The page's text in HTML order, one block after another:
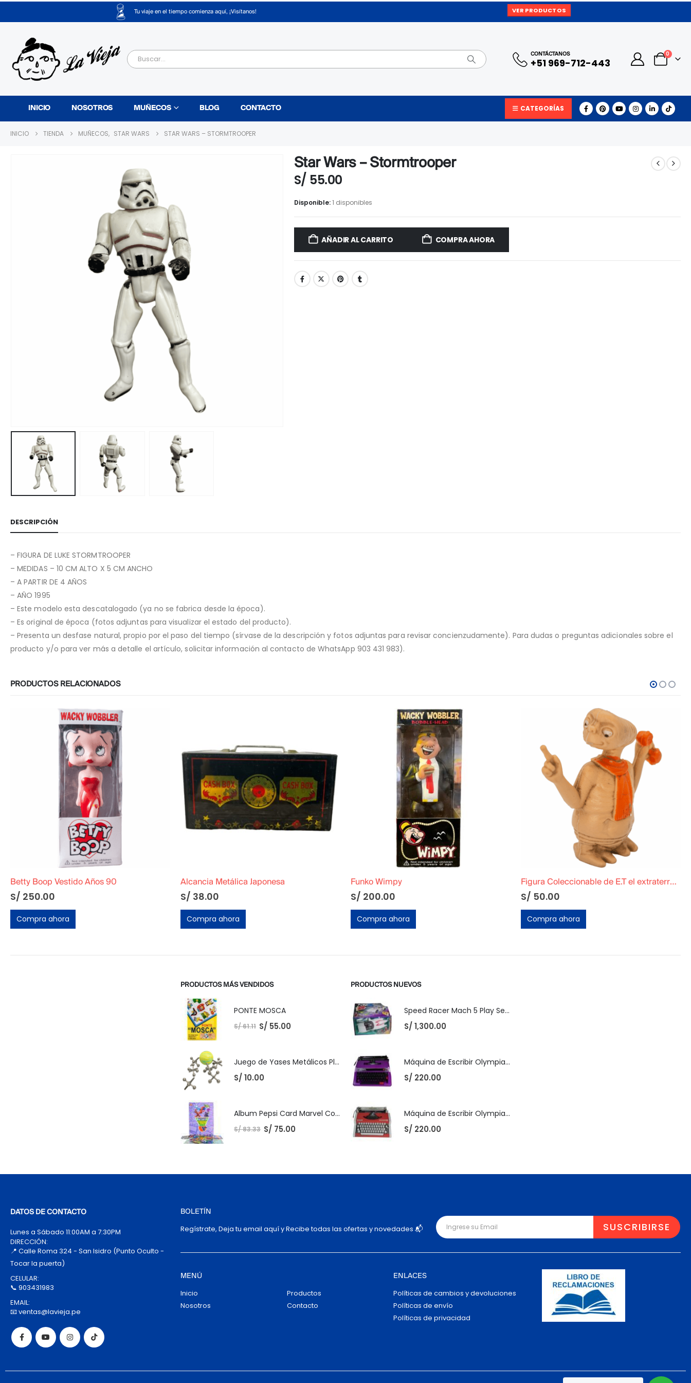
Tu viaje en el tiempo comienza aquí, ¡Visítanos! VER PRODUCTOS
CONTÁCTANOS
+51 969-712-443
0
INICIO NOSOTROS MUÑECOS BLOG CONTACTO CATEGORÍAS
INICIO TIENDA MUÑECOS, STAR WARS STAR WARS – STORMTROOPER
Star Wars – Stormtrooper
S/ 55.00
Disponible:1 disponibles
AÑADIR AL CARRITO COMPRA AHORA
DESCRIPCIÓN
– FIGURA DE LUKE STORMTROOPER
– MEDIDAS – 10 CM ALTO X 5 CM ANCHO
– A PARTIR DE 4 AÑOS
– AÑO 1995
– Este modelo esta descatalogado (ya no se fabrica desde la época).
– Es original de época (fotos adjuntas para visualizar el estado del producto).
– Presenta un desfase natural, propio por el paso del tiempo (sírvase de la descripción y fotos adjuntas para revisar concienzudamente). Para dudas o preguntas adicionales sobre el
producto y/o para ver más a detalle el artículo, solicitar información al contacto de WhatsApp 903 431 983).
PRODUCTOS RELACIONADOS
Betty Boop Vestido Años 90
S/ 250.00
Compra ahora
Alcancia Metálica Japonesa
S/ 38.00
Compra ahora
Funko Wimpy
S/ 200.00
Compra ahora
Figura Coleccionable de E.T el extraterrestre »Teléfono»
S/ 50.00
Compra ahora
PRODUCTOS MÁS VENDIDOS
PONTE MOSCA
S/61.11 S/ 55.00
Juego de Yases Metálicos Plomos 6 Unidades + Pelota de Goma (En Bolsita Lista para Regalar)
S/ 10.00
Album Pepsi Card Marvel Completo
S/83.33 S/ 75.00
PRODUCTOS NUEVOS
Speed Racer Mach 5 Play Set | ReSaurus 1999 | Meteoro
S/ 1,300.00
Máquina de Escribir Olympia Royal-Brother
S/ 220.00
Máquina de Escribir Olympia Traveller de Luxe
S/ 220.00
DATOS DE CONTACTO
Lunes a Sábado 11:00AM a 7:30PM
DIRECCIÓN:
📍 Calle Roma 324 - San Isidro (Punto Oculto -
Tocar la puerta)
CELULAR:
📞 903431983
EMAIL:
📧 ventas@lavieja.pe
BOLETÍN
Regístrate, Deja tu email aquí y Recibe todas las ofertas y novedades 📬
MENÚ
Inicio
Nosotros
Productos
Contacto
ENLACES
Políticas de cambios y devoluciones
Políticas de envío
Políticas de privacidad